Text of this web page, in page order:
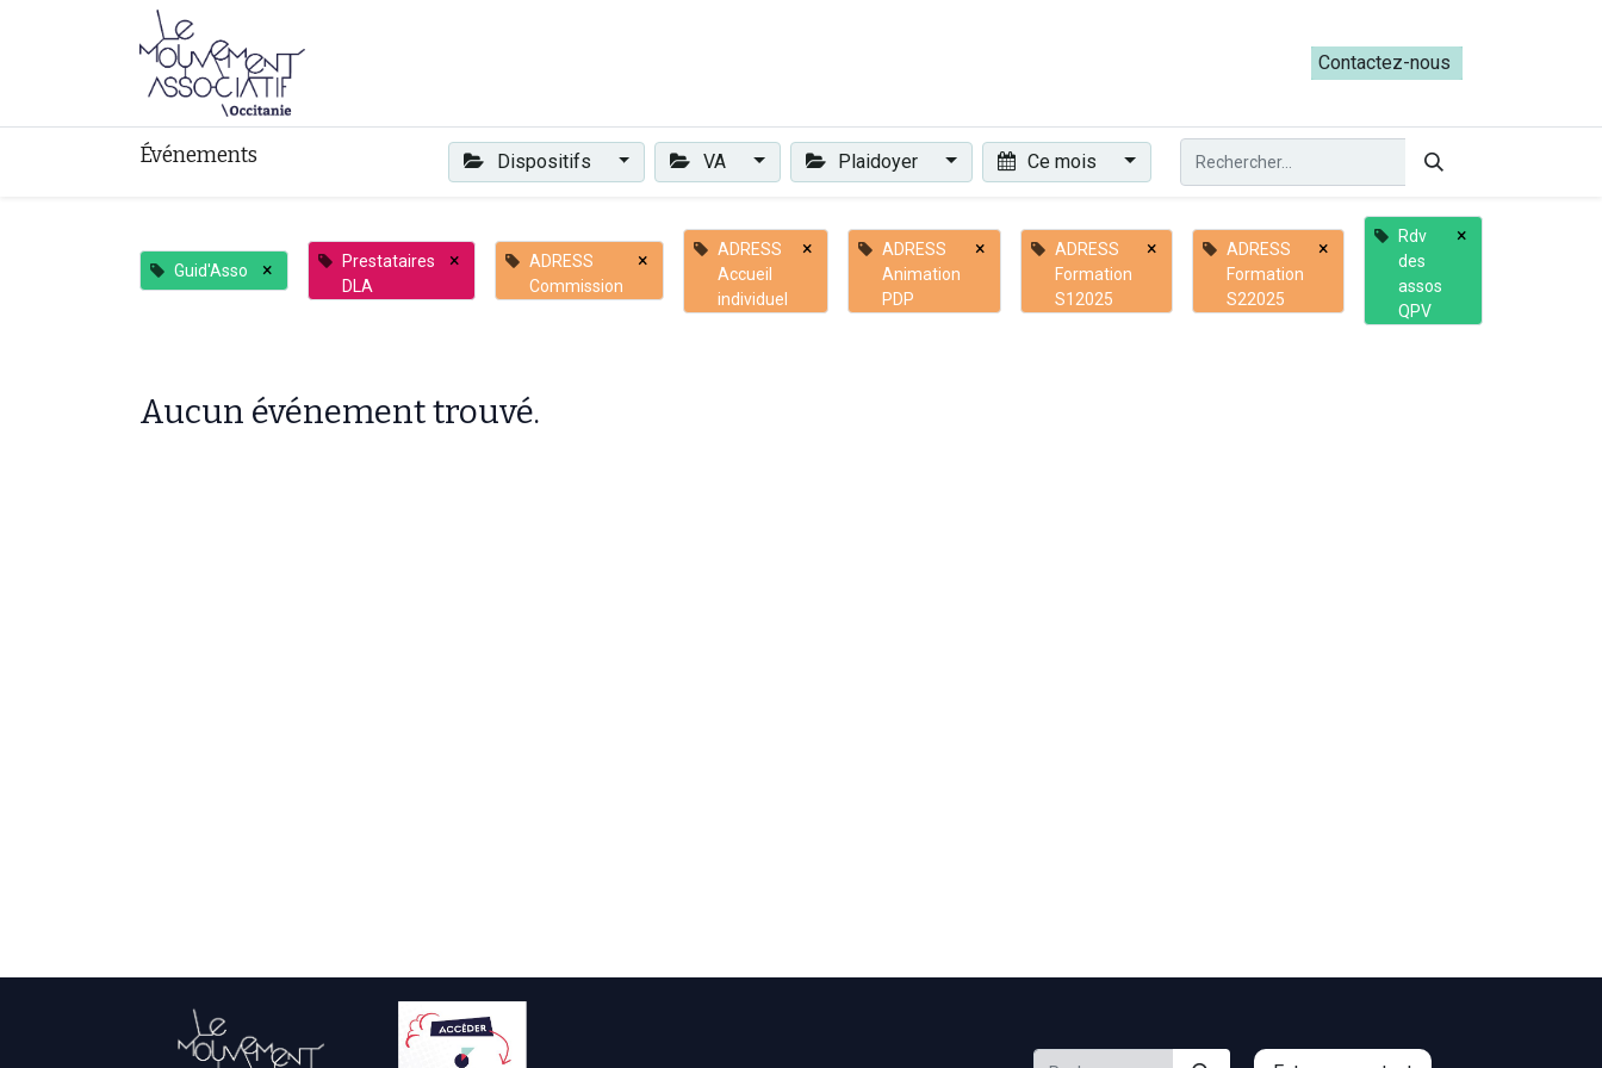
Les ateliers du Parcours ADRESS [mai-juin 2026]
Contactez-nous​​
Événements Dispositifs VA Plaidoyer Ce mois
Guid'Asso ×
Prestataires
DLA
×
ADRESS
Commission
×
ADRESS
Accueil
individuel
×
ADRESS
Animation
PDP
×
ADRESS
Formation
S12025
×
ADRESS
Formation
S22025
×
Rdv
des
assos
QPV
×
Aucun événement trouvé.